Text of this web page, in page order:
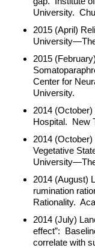
University.
2015 (April)
2015
Center for
University.
2014
Hospital. New
2014
Vegetative
2014 (August)
rumination
Rationality.
2014 (July)
effect”:
correlate with